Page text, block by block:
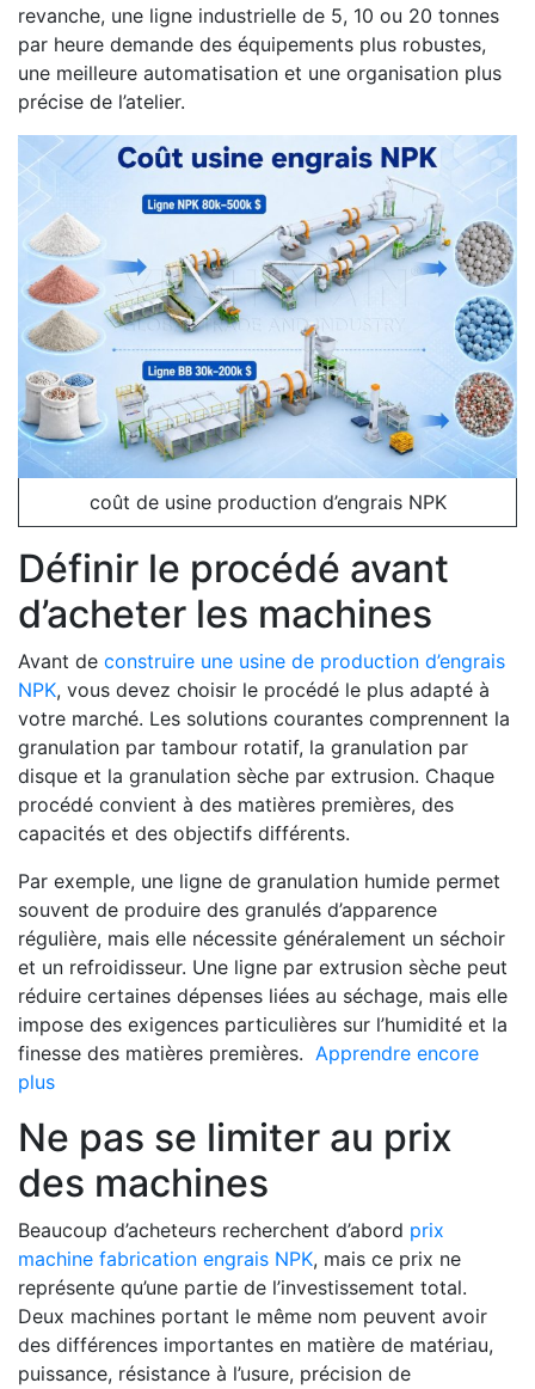
revanche, une ligne industrielle de 5, 10 ou 20 tonnes
par heure demande des équipements plus robustes,
une meilleure automatisation et une organisation plus
précise de l’atelier.
coût de usine production d’engrais NPK
Définir le procédé avant
d’acheter les machines
Avant de construire une usine de production d’engrais
NPK, vous devez choisir le procédé le plus adapté à
votre marché. Les solutions courantes comprennent la
granulation par tambour rotatif, la granulation par
disque et la granulation sèche par extrusion. Chaque
procédé convient à des matières premières, des
capacités et des objectifs différents.
Par exemple, une ligne de granulation humide permet
souvent de produire des granulés d’apparence
régulière, mais elle nécessite généralement un séchoir
et un refroidisseur. Une ligne par extrusion sèche peut
réduire certaines dépenses liées au séchage, mais elle
impose des exigences particulières sur l’humidité et la
finesse des matières premières. Apprendre encore
plus
Ne pas se limiter au prix
des machines
Beaucoup d’acheteurs recherchent d’abord prix
machine fabrication engrais NPK, mais ce prix ne
représente qu’une partie de l’investissement total.
Deux machines portant le même nom peuvent avoir
des différences importantes en matière de matériau,
puissance, résistance à l’usure, précision de